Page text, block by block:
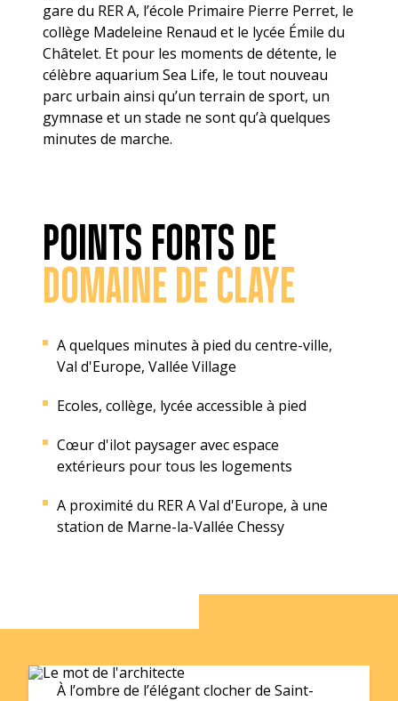
gare du RER A, l’école Primaire Pierre Perret, le
collège Madeleine Renaud et le lycée Émile du
Châtelet. Et pour les moments de détente, le
célèbre aquarium Sea Life, le tout nouveau
parc urbain ainsi qu’un terrain de sport, un
gymnase et un stade ne sont qu’à quelques
minutes de marche.
POINTS FORTS DE
DOMAINE DE CLAYE
A quelques minutes à pied du centre-ville,
Val d'Europe, Vallée Village
Ecoles, collège, lycée accessible à pied
Cœur d'ilot paysager avec espace
extérieurs pour tous les logements
A proximité du RER A Val d'Europe, à une
station de Marne-la-Vallée Chessy
À l’ombre de l’élégant clocher de Saint-